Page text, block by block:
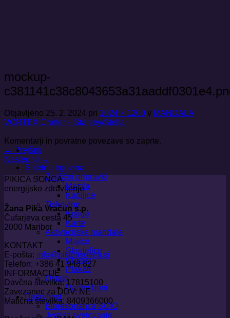
Spletna trgovina
Zeliščni pripravki
Mazila
Kapljice
Tiskovine
Knjige
Karte
Aktivacijske mandale
Majice
Skodelice
Obeski
Plakati
Ostalo
Darilni boni
Dejavnost
Bioresonanca SCIO
Jyotish svetovanje
mockup-
Objavljeno 25. 2. 2024 pri 1024 × 1200 v MANDALA
VORTEX Crafter – Stanley/Stella
Komentarji in povratne povezave so zaprte.
← Prejšnji
Naslednji →
PIKICA SONCA,
energijsko zdravljenje
Žana Pika Vračun s.p.
Čufarjeva cesta 45
2000 Maribor
KONTAKT
E-pošta: info@pikicasonca.si
Telefon: +386 41 948 827
INFORMACIJE
Davčna številka: 17815100
Zavezanec za DDV: NE
Matična številka: 8409366000